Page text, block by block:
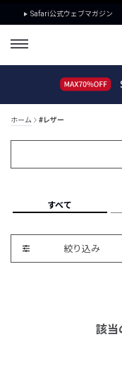
Safari公式ウェブマガジン
ホーム #レザー
すべて
絞り込み
該当